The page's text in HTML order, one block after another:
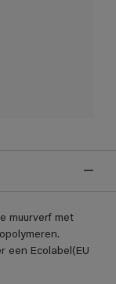
muurverf met
een Ecolabel(EU